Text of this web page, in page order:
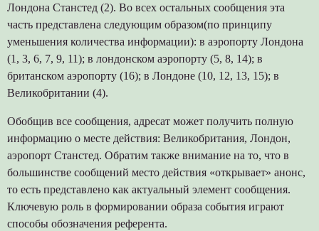
Лондона Станстед (2). Во всех остальных сообщения эта
часть представлена следующим образом(по принципу
уменьшения количества информации): в аэропорту Лондона
(1, 3, 6, 7, 9, 11); в лондонском аэропорту (5, 8, 14); в
британском аэропорту (16); в Лондоне (10, 12, 13, 15); в
Великобритании (4).
Обобщив все сообщения, адресат может получить полную
информацию о месте действия: Великобритания, Лондон,
аэропорт Станстед. Обратим также внимание на то, что в
большинстве сообщений место действия «открывает» анонс,
то есть представлено как актуальный элемент сообщения.
Ключевую роль в формировании образа события играют
способы обозначения референта.